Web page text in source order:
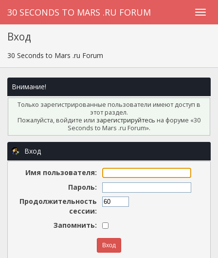
30 SECONDS TO MARS .RU FORUM
Вход
30 Seconds to Mars .ru Forum
Внимание!
Только зарегистрированные пользователи имеют доступ в
этот раздел.
Пожалуйста, войдите или зарегистрируйтесь на форуме «30
Seconds to Mars .ru Forum».
Вход
Имя пользователя:
Пароль:
Продолжительность
сессии:
Запомнить: